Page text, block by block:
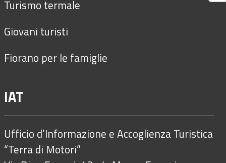
Turismo termale
Giovani turisti
Fiorano per le famiglie
IAT
Ufficio d’Informazione e Accoglienza Turistica
“Terra di Motori”